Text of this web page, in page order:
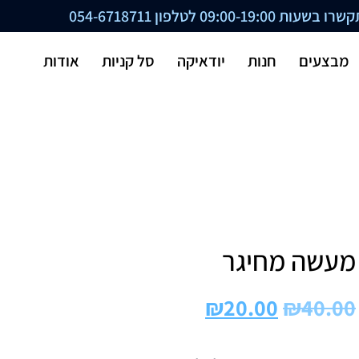
09:00-19:00 לטלפון 054-6718711
מבצעים חנות יודאיקה סל קניות אודות
מעשה מחיגר
₪40.00
₪20.00